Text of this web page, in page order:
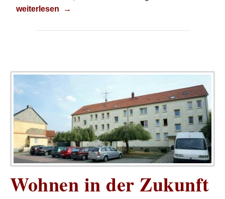
Klassenfahrt
weiterlesen →
Wohnen in der Zukunft